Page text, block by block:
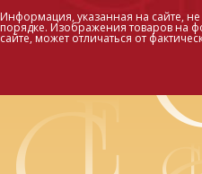
Информация, указанная на сайте,
порядке. Изображения товаров на
сайте, может отличаться от